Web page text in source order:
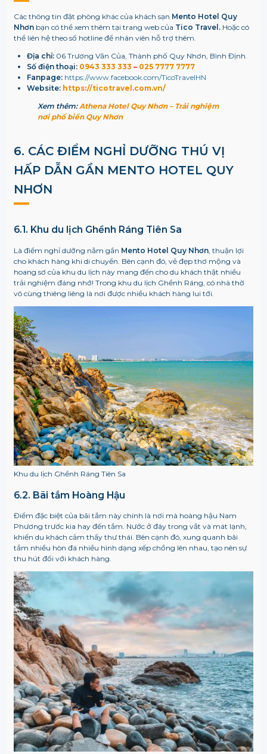
Các thông tin đặt phòng khác của khách sạn Mento Hotel Quy
Nhơnbạn có thể xem thêm tại trang web của Tico Travel. Hoặc có
thể liên hệ theo số hotline để nhân viên hỗ trợ thêm.
Địa chỉ:06 Trương Văn Của, Thành phố Quy Nhơn, Bình Định.
Số điện thoại: 0943 333 333 – 025 7777 7777
Fanpage: https://www.facebook.com/TicoTravelHN
Website: https://ticotravel.com.vn/
Xem thêm:Athena Hotel Quy Nhơn – Trải nghiệm
nơi phố biển Quy Nhơn
6. CÁC ĐIỂM NGHỈ DƯỠNG THÚ VỊ
HẤP DẪN GẦN MENTO HOTEL QUY
NHƠN
6.1. Khu du lịch Ghềnh Ráng Tiên Sa
Là điểm nghỉ dưỡng nằm gần Mento Hotel Quy Nhơn, thuận lợi
cho khách hàng khi di chuyển. Bên cạnh đó, vẻ đẹp thơ mộng và
hoang sơ của khu du lịch này mang đến cho du khách thật nhiều
trải nghiệm đáng nhớ! Trong khu du lịch Ghềnh Ráng, có nhà thờ
vô cùng thiêng liêng là nơi được nhiều khách hàng lui tới.
Khu du lịch Ghềnh Ráng Tiên Sa
6.2. Bãi tắm Hoàng Hậu
Điểm đặc biệt của bãi tắm này chính là nơi mà hoàng hậu Nam
Phương trước kia hay đến tắm. Nước ở đây trong vắt và mát lạnh,
khiến du khách cảm thấy thư thái. Bên cạnh đó, xung quanh bãi
tắm nhiều hòn đá nhiều hình dạng xếp chồng lên nhau, tạo nên sự
thu hút đối với khách hàng.